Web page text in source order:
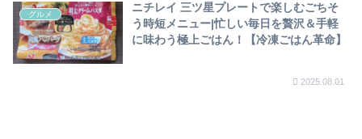
グルメ
ニチレイ 三ツ星プレートで楽しむごちそ
う時短メニュー|忙しい毎日を贅沢＆手軽
に味わう極上ごはん！【冷凍ごはん革命】
2025.08.01